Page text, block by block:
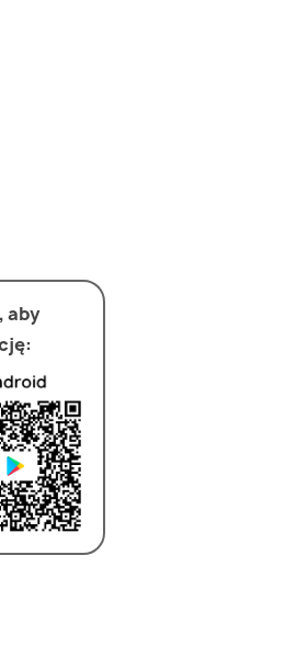
aby